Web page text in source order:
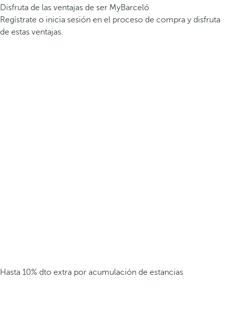
Disfruta de las ventajas de ser MyBarceló
Regístrate o inicia sesión en el proceso de compra y disfruta
de estas ventajas.
Hasta 10% dto extra por acumulación de estancias